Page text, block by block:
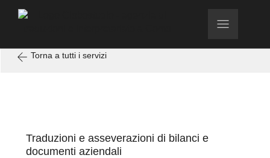
Torna a tutti i servizi
Traduzioni e asseverazioni di bilanci e
documenti aziendali